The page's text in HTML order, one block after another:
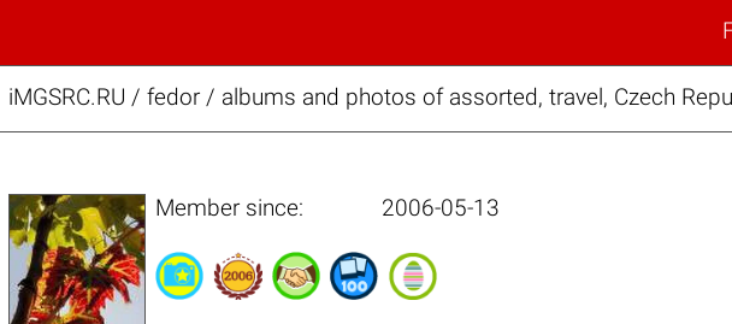
iMGSRC.RU / fedor / albums and photos of assorted, travel, Czech
Member since: 2006-05-13